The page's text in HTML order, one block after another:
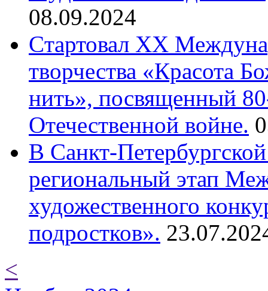
08.09.2024
Cтартовал XX
творчества «Красота
нить», посвященный
Отечественной войне.
В Санкт-
региональный этап
художественного
подростков».
<